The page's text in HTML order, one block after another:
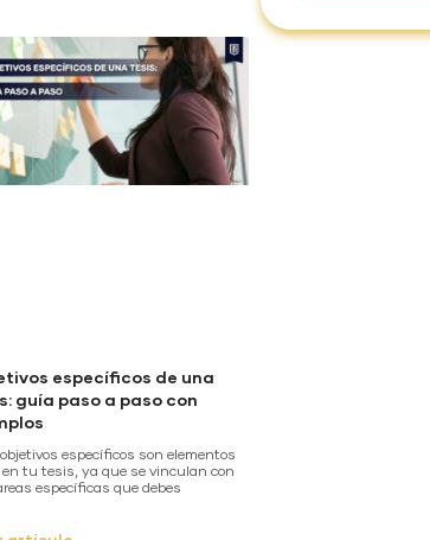
específicos de una
guía paso a paso con
específicos son elementos
en tu tesis, ya que se vinculan con
específicas que debes